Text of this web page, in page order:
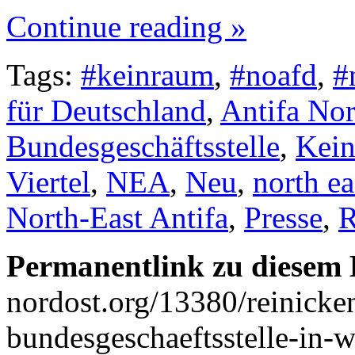
Continue reading »
Tags: #keinraum, #noafd,
für Deutschland, Antifa
Bundesgeschäftsstelle,
Viertel, NEA, Neu, north
North-East Antifa, Presse,
Permanentlink zu
nordost.org/13380/
bundesgeschaeftsstelle-in-